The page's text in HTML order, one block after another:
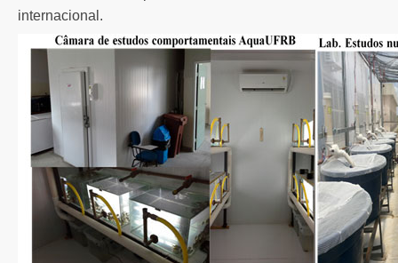
internacional.